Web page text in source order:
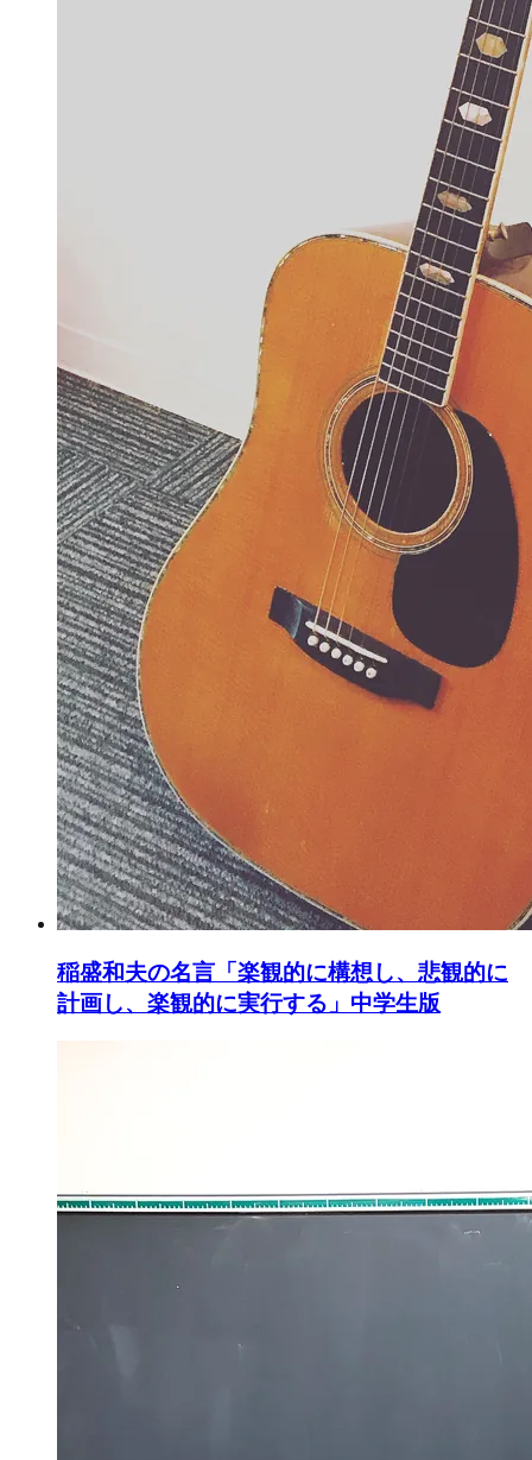
稲盛和夫の名言「楽観的に構想し、悲観的に
計画し、楽観的に実行する」中学生版